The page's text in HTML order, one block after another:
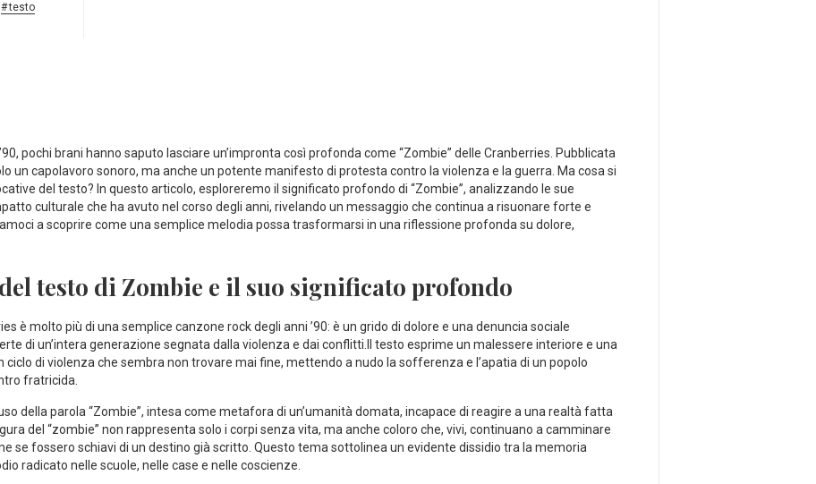
testo
pochi brani hanno saputo lasciare un’impronta così profonda come “Zombie” delle⁤ Cranberries. Pubblicata
un‌ capolavoro sonoro, ma anche un ‍potente manifesto⁤ di ⁣protesta contro la ⁤violenza​ e la guerra. Ma cosa⁤ si
del testo? In questo articolo, esploreremo il significato profondo‍ di “Zombie”, analizzando le ‌sue
culturale che ha avuto nel corso degli anni, rivelando un messaggio che continua a risuonare forte e⁢
a scoprire come ⁣una semplice ⁢melodia possa ​trasformarsi in ⁣una riflessione profonda su dolore,
testo di Zombie e il suo‍ significato profondo
⁢è molto più di una semplice⁢ canzone rock ‌degli anni ’90: è‌ un grido di ⁣dolore e⁢ una denuncia sociale
di un’intera generazione segnata dalla violenza ‌e dai conflitti.Il testo‍ esprime ⁣un malessere interiore e una
di violenza ⁤che sembra⁣ non trovare ​mai fine, ⁣mettendo a nudo la sofferenza e l’apatia ⁤di un popolo
fratricida.
della parola “Zombie”, intesa ​come metafora di un’umanità domata, incapace di‌ reagire⁣ a una realtà fatta
del “zombie”‍ non rappresenta solo i⁤ corpi‌ senza vita, ma anche coloro che, vivi, continuano a camminare
se fossero schiavi di un⁤ destino già​ scritto. Questo tema sottolinea un evidente dissidio tra⁣ la memoria
radicato nelle scuole, nelle case e nelle coscienze.